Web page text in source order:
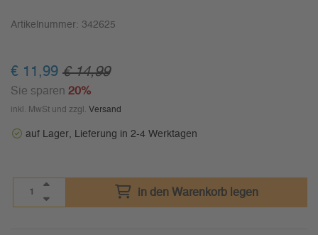
Artikelnummer: 342625
€ 11,99 € 14,99
Sie sparen 20%
inkl. MwSt und zzgl. Versand
auf Lager, Lieferung in 2-4 Werktagen
in den Warenkorb legen